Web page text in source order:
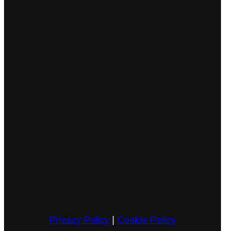
Privacy Policy | Cookie Policy